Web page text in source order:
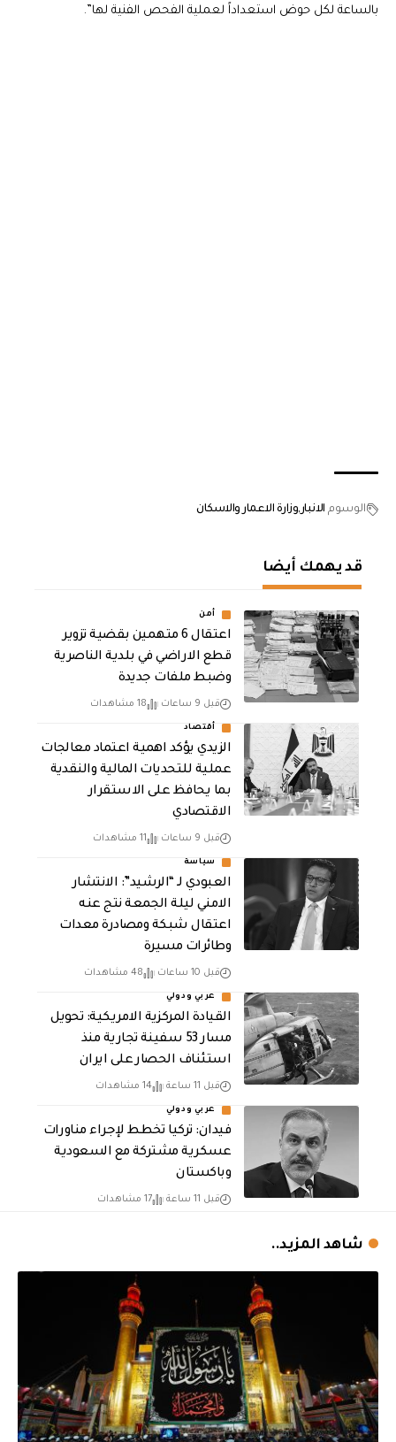
بالساعة لكل حوض استعداداً لعملية الفحص الفنية لها”.
الوسوم الانبار وزارة الاعمار والاسكان
قد يهمك أيضا
أمن
اعتقال 6 متهمين بقضية تزوير
قطع الاراضي في بلدية الناصرية
وضبط ملفات جديدة
قبل 9 ساعات 18 مشاهدات
أقتصاد
الزيدي يؤكد اهمية اعتماد معالجات
عملية للتحديات المالية والنقدية
بما يحافظ على الاستقرار
الاقتصادي
قبل 9 ساعات 11 مشاهدات
سياسة
العبودي لـ “الرشيد”: الانتشار
الامني ليلة الجمعة نتج عنه
اعتقال شبكة ومصادرة معدات
وطائرات مسيرة
قبل 10 ساعات 48 مشاهدات
عربي ودولي
القيادة المركزية الامريكية: تحويل
مسار 53 سفينة تجارية منذ
استئناف الحصار على ايران
قبل 11 ساعة 14 مشاهدات
عربي ودولي
فيدان: تركيا تخطط لإجراء مناورات
عسكرية مشتركة مع السعودية
وباكستان
قبل 11 ساعة 17 مشاهدات
شاهد المزيد..